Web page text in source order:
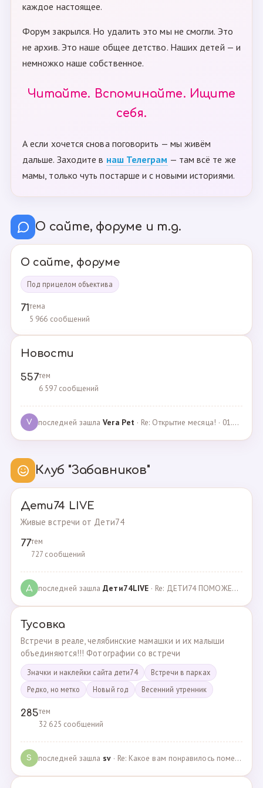
каждое настоящее.
Форум закрылся. Но удалить это мы не смогли. Это
не архив. Это наше общее детство. Наших детей — и
немножко наше собственное.
Читайте. Вспоминайте. Ищите
себя.
А если хочется снова поговорить — мы живём
дальше. Заходите в наш Телеграм — там всё те же
мамы, только чуть постарше и с новыми историями.
О сайте, форуме и т.д.
О сайте, форуме
Под прицелом объектива
71тема
5 966 сообщений
Новости
557тем
6 597 сообщений
V последней зашлаVera Pet · Re: Открытие месяца! · 01.04.2021
Клуб "Забавников"
Дети74 LIVE
Живые встречи от Дети74
77тем
727 сообщений
Д последней зашлаДeти74LIVE · Re: ДЕТИ74 ПОМОЖЕМ ВМЕСТЕ · 27.12.2021
Тусовка
Встречи в реале, челябинские мамашки и их малыши
объединяются!!! Фотографии со встречи
Значки и наклейки сайта дети74
Встречи в парках
Редко, но метко
Новый год Весенний утренник
285тем
32 625 сообщений
S последней зашла sv· Re: Какое вам понравилось помещения для проведения … · 07.05.2025